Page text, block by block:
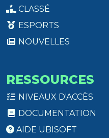
CLASSÉ
ESPORTS
NOUVELLES
RESSOURCES
NIVEAUX D'ACCÈS
DOCUMENTATION
AIDE UBISOFT